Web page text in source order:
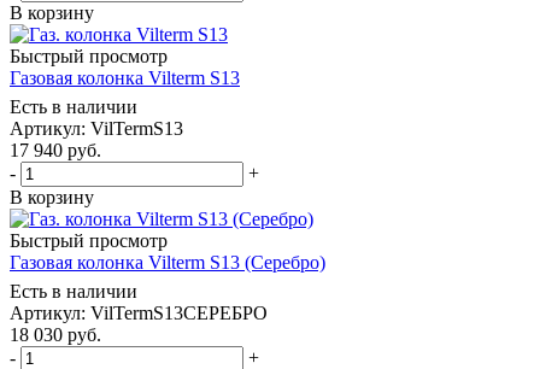
В корзину
Быстрый просмотр
Газовая колонка Vilterm S13
Есть в наличии
Артикул: VilTermS13
17 940 руб.
-
+
В корзину
Быстрый просмотр
Газовая колонка Vilterm S13 (Серебро)
Есть в наличии
Артикул: VilTermS13СЕРЕБРО
18 030 руб.
-
+